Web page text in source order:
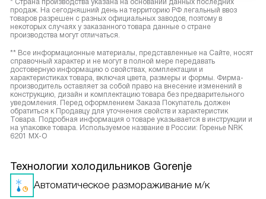
* Страна производства указана на основании данных последних
продаж. На сегодняшний день на территорию РФ легальный ввоз
товаров разрешен с разных официальных заводов, поэтому в
некоторых случаях у заказанного товара данные о стране
производства могут отличаться.
** Все информационные материалы, представленные на Сайте, носят
справочный характер и не могут в полной мере передавать
достоверную информацию о свойствах, комплектации и
характеристиках товара, включая цвета, размеры и формы. Фирма-
производитель оставляет за собой право на внесение изменений в
конструкцию, дизайн и комплектацию товара без предварительного
уведомления. Перед оформлением Заказа Покупатель должен
обратиться к Продавцу для уточнения свойств и характеристик
Товара. Подробная информация о товаре указывается в инструкции и
на упаковке товара. Используемое название в России: Горенье NRK
6201 MX-O
Технологии холодильников Gorenje
Автоматическое размораживание м/к